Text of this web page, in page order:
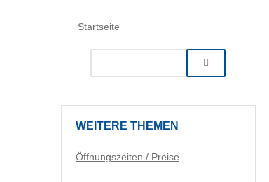
Startseite
WEITERE THEMEN
Öffnungszeiten / Preise